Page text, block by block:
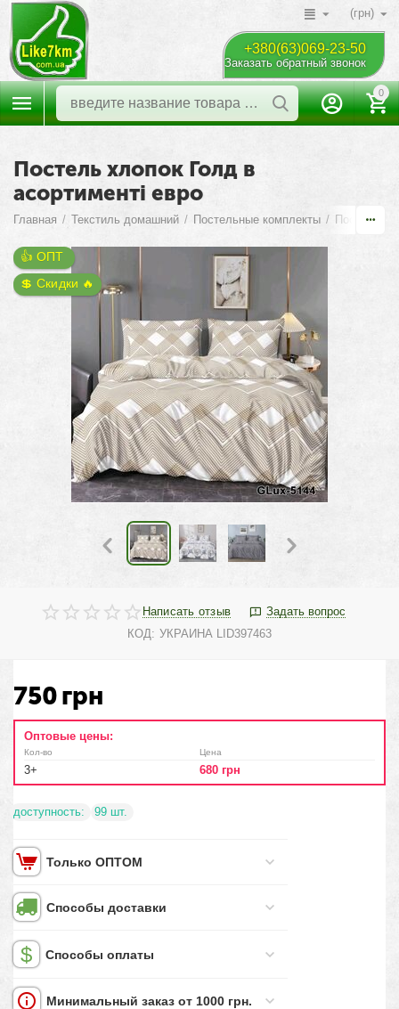
(грн)
+380(63)069-23-50
Заказать обратный звонок
0
Постель хлопок Голд в
асортименті евро
Главная / Текстиль домашний / Постельные комплекты / Постель
👍 ОПТ
💲 Скидки 🔥
Написать отзыв
Задать вопрос
КОД: УКРАИНА LID397463
750грн
Оптовые цены:
Кол-во
3+
Цена
680 грн
доступность: 99 шт.
Только ОПТОМ
Способы доставки
Способы оплаты
Минимальный заказ от 1000 грн.